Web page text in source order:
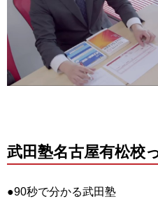
武田塾名古屋有松校
●90秒で分かる武田塾